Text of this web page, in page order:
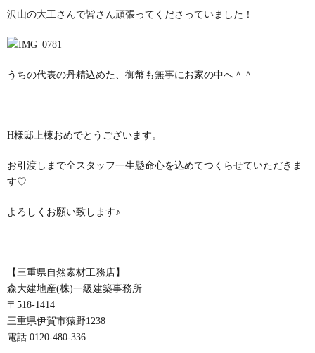
沢山の大工さんで皆さん頑張ってくださっていました！
うちの代表の丹精込めた、御幣も無事にお家の中へ＾＾
H様邸上棟おめでとうございます。
お引渡しまで全スタッフ一生懸命心を込めてつくらせていただきま
す♡
よろしくお願い致します♪
【三重県自然素材工務店】
森大建地産(株)一級建築事務所
〒518-1414
三重県伊賀市猿野1238
電話 0120-480-336